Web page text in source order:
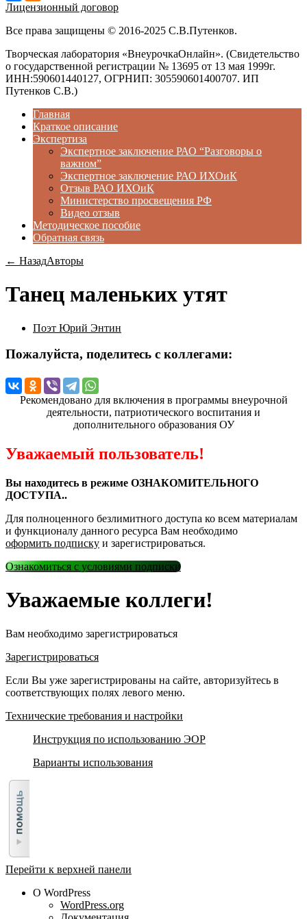
Лицензионный договор
Все права защищены © 2016-2025 С.В.Путенков.
Творческая лаборатория «ВнеурочкаОнлайн». (Свидетельство
о государственной регистрации № 13695 от 13 мая 1999г.
ИНН:590601440127, ОГРНИП: 305590601400707. ИП
Путенков С.В.)
Главная
Краткое описание
Экспертиза
Экспертное заключение РАО “Разговоры о
важном”
Экспертное заключение РАО ИХОиК
Отзыв РАО ИХОиК
Министерство просвещения РФ
Видео отзыв
Методическое пособие
Обратная связь
← НазадАвторы
Танец маленьких утят
Поэт Юрий Энтин
Пожалуйста, поделитесь с коллегами:
Рекомендовано для включения в программы внеурочной
деятельности, патриотического воспитания и
дополнительного образования ОУ
Уважаемый пользователь!
Вы находитесь в режиме ОЗНАКОМИТЕЛЬНОГО
ДОСТУПА..
Для полноценного безлимитного доступа ко всем материалам
и функционалу данного ресурса Вам необходимо
оформить подписку и зарегистрироваться.
Ознакомиться с условиями подписки
Уважаемые коллеги!
Вам необходимо зарегистрироваться
Зарегистрироваться
Если Вы уже зарегистрированы на сайте, авторизуйтесь в
соответствующих полях левого меню.
Технические требования и настройки
Инструкция по использованию ЭОР
Варианты использования
Перейти к верхней панели
О WordPress
WordPress.org